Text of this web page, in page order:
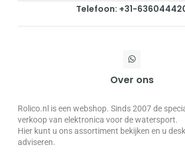
Telefoon: +31-
Over ons
Rolico.nl is een webshop. Sinds 2007 de
verkoop van elektronica voor de watersport.
Hier kunt u ons assortiment bekijken en u
adviseren.